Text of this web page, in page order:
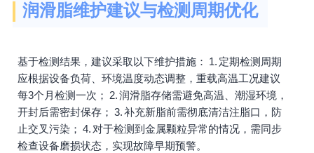
润滑脂维护建议与检测周期优化
基于检测结果，建议采取以下维护措施： 1. 定期检测周期
应根据设备负荷、环境温度动态调整，重载高温工况建议
每3个月检测一次； 2. 润滑脂存储需避免高温、潮湿环境，
开封后需密封保存； 3. 补充新脂前需彻底清洁注脂口，防
止交叉污染； 4. 对于检测到金属颗粒异常的情况，需同步
检查设备磨损状态，实现故障早期预警。